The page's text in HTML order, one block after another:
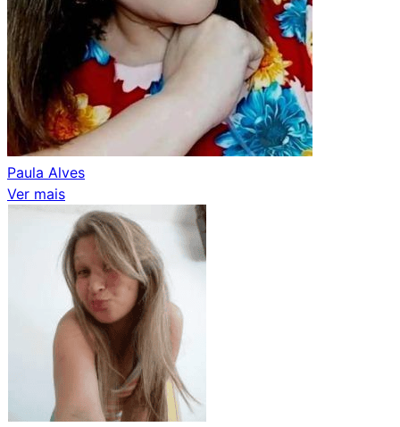
Paula Alves
Ver mais